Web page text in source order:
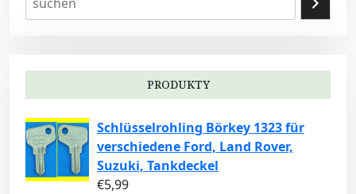
PRODUKTY
Schlüsselrohling Börkey 1323 für
verschiedene Ford, Land Rover,
Suzuki, Tankdeckel
€5,99